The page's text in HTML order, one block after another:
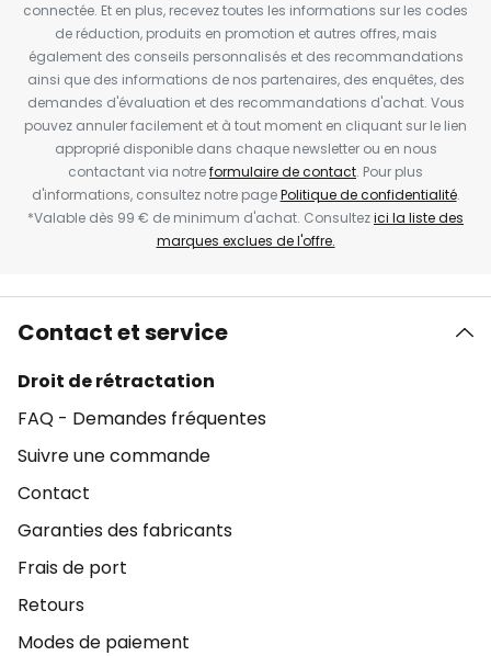
connectée. Et en plus, recevez toutes les informations sur les codes
de réduction, produits en promotion et autres offres, mais
également des conseils personnalisés et des recommandations
ainsi que des informations de nos partenaires, des enquêtes, des
demandes d'évaluation et des recommandations d'achat. Vous
pouvez annuler facilement et à tout moment en cliquant sur le lien
approprié disponible dans chaque newsletter ou en nous
contactant via notreformulaire de contact. Pour plus
d'informations, consultez notre pagePolitique de confidentialité.
*Valable dès 99 € de minimum d'achat. Consultezici la liste des
marques exclues de l'offre.
Contact et service
Droit de rétractation
FAQ - Demandes fréquentes
Suivre une commande
Contact
Garanties des fabricants
Frais de port
Retours
Modes de paiement